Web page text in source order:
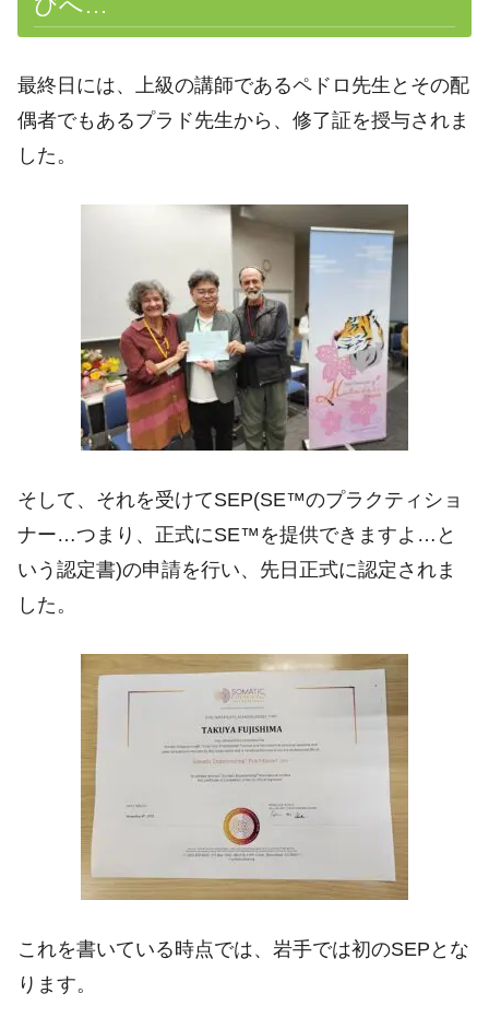
最終日には、上級の講師であるペドロ先生とその配
偶者でもあるプラド先生から、修了証を授与されま
した。
そして、それを受けてSEP(SE™のプラクティショ
ナー…つまり、正式にSE™を提供できますよ…と
いう認定書)の申請を行い、先日正式に認定されま
した。
これを書いている時点では、岩手では初のSEPとな
ります。